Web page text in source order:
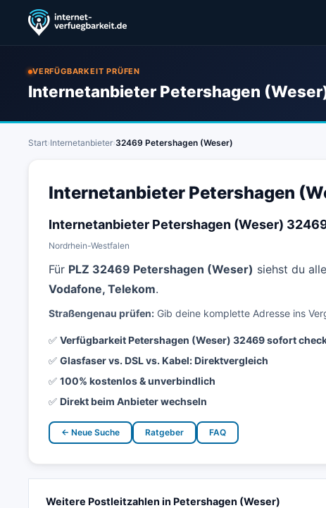
VERFÜGBARKEIT PRÜFEN
Internetanbieter Petershagen
Start›Internetanbieter›32469 Petershagen (Weser)
Internetanbieter Petershagen
Internetanbieter Petershagen (Weser)
Nordrhein-Westfalen
Für PLZ 32469 Petershagen (Weser) siehst du
Vodafone, Telekom.
Straßengenau prüfen: Gib deine komplette Adresse ins
✅ Verfügbarkeit Petershagen (Weser) 32469 sofort
✅ Glasfaser vs. DSL vs. Kabel: Direktvergleich
✅ 100% kostenlos & unverbindlich
✅ Direkt beim Anbieter wechseln
← Neue Suche Ratgeber FAQ
Weitere Postleitzahlen in Petershagen (Weser)